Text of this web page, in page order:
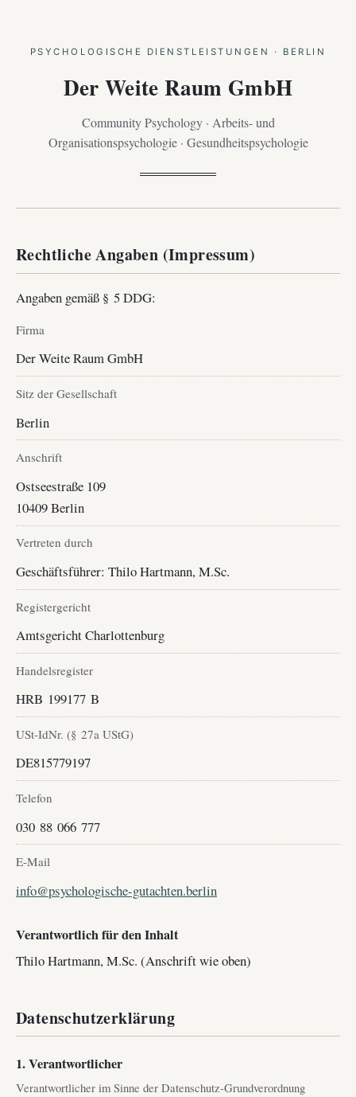
PSYCHOLOGISCHE DIENSTLEISTUNGEN · BERLIN
Der Weite Raum GmbH
Community Psychology · Arbeits- und
Organisationspsychologie · Gesundheitspsychologie
Rechtliche Angaben (Impressum)
Angaben gemäß § 5 DDG:
Firma
Der Weite Raum GmbH
Sitz der Gesellschaft
Berlin
Anschrift
Ostseestraße 109
10409 Berlin
Vertreten durch
Geschäftsführer: Thilo Hartmann, M.Sc.
Registergericht
Amtsgericht Charlottenburg
Handelsregister
HRB 199177 B
USt-IdNr. (§ 27a UStG)
DE815779197
Telefon
030 88 066 777
E-Mail
info@psychologische-gutachten.berlin
Verantwortlich für den Inhalt
Thilo Hartmann, M.Sc. (Anschrift wie oben)
Datenschutzerklärung
1. Verantwortlicher
Verantwortlicher im Sinne der Datenschutz-Grundverordnung